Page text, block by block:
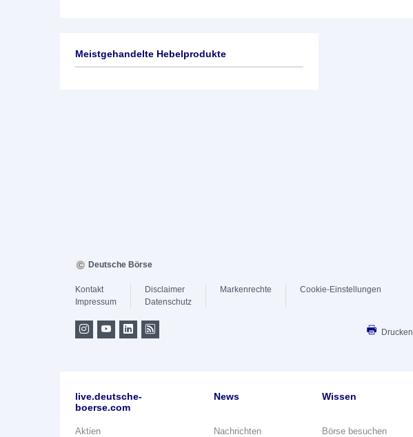
Meistgehandelte Hebelprodukte
Deutsche Börse
Kontakt
Impressum
Disclaimer
Datenschutz
Markenrechte Cookie-Einstellungen
Drucken
live.deutsche-
boerse.com
Aktien
News
Nachrichten
Wissen
Börse besuchen